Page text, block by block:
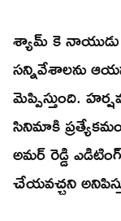
శ్యామ్ కె
సన్నివేశాలను
మెప్పిస్తుంది.
సినిమాకి
అమర్ రెడ్డి
చేయవచ్చని